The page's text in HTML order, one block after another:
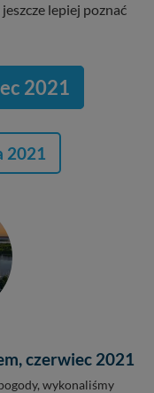
lepiej poznać
2021
2021
czerwiec 2021
wykonaliśmy